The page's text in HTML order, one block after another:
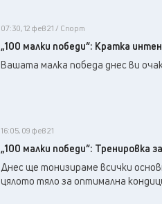
07:30, 12 фев 21 / Спорт
„100 малки победи“: Кратка
Вашата малка победа днес ви
16:05, 09 фев 21
„100 малки победи“: Тренировка
Днес ще тонизираме всички
цялото тяло за оптимална